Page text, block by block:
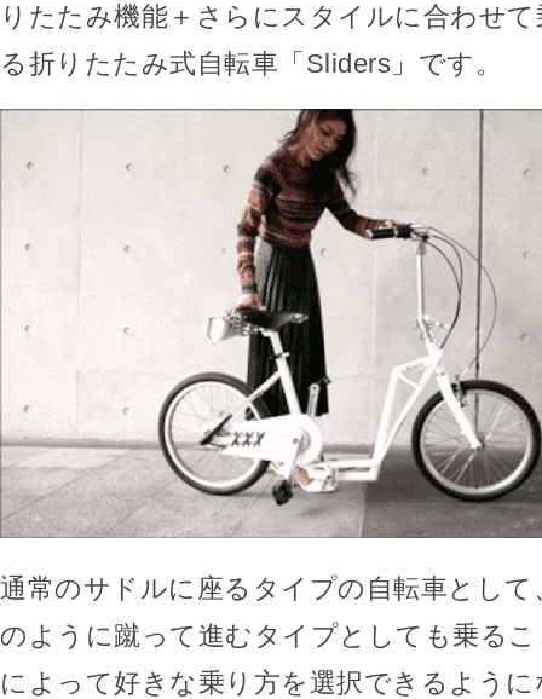
りたたみ機能＋さらにスタイルに合わせ
る折りたたみ式自転車「Sliders」です。
通常のサドルに座るタイプの自転車とし
のように蹴って進むタイプとしても乗る
によって好きな乗り方を選択できるよう